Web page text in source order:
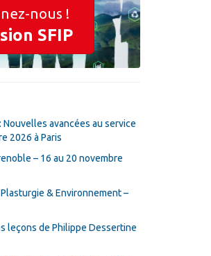
nous !
SFIP
avancées au service
2026 à Paris
– 16 au 20 novembre
& Environnement –
leçons de Philippe Dessertine